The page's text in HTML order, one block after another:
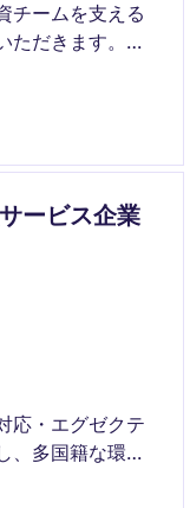
チームを支える
ただきます。金
ートできるポジ
ービス企業
応・エグゼクテ
、多国籍な環境